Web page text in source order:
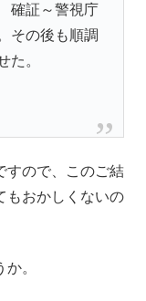
確証～警視庁
その後も順調
た。
すので、このご結
もおかしくないの
。